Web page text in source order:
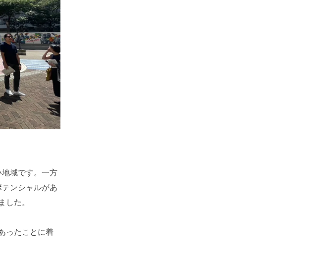
域です。一方
ンシャルがあ
した。
ったことに着